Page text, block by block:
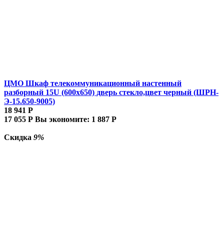
ЦМО Шкаф телекоммуникационный настенный
разборный 15U (600х650) дверь стекло,цвет черный (ШРН-
Э-15.650-9005)
18 941 Р
17 055 Р Вы экономите: 1 887 Р
Скидка 9%